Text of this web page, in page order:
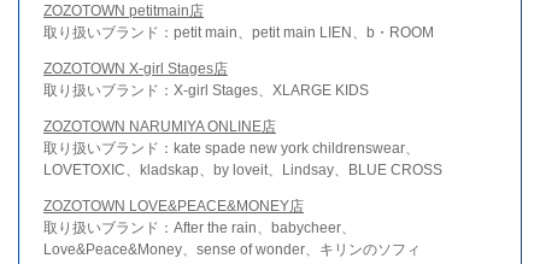
ZOZOTOWN petitmain店
取り扱いブランド：petit main、petit main LIEN、b・ROOM
ZOZOTOWN X-girl Stages店
取り扱いブランド：X-girl Stages、XLARGE KIDS
ZOZOTOWN NARUMIYA ONLINE店
取り扱いブランド：kate spade new york childrenswear、
LOVETOXIC、kladskap、by loveit、Lindsay、BLUE CROSS
ZOZOTOWN LOVE&PEACE&MONEY店
取り扱いブランド：After the rain、babycheer、
Love&Peace&Money、sense of wonder、キリンのソフィ